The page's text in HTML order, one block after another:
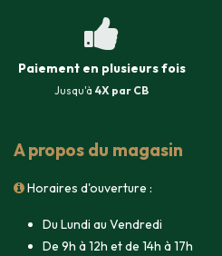
Paiement en plusieurs fois
Jusqu'à 4X par CB
A propos du magasin
Horaires d'ouverture :
Du Lundi au Vendredi
De 9h à 12h et de 14h à 17h